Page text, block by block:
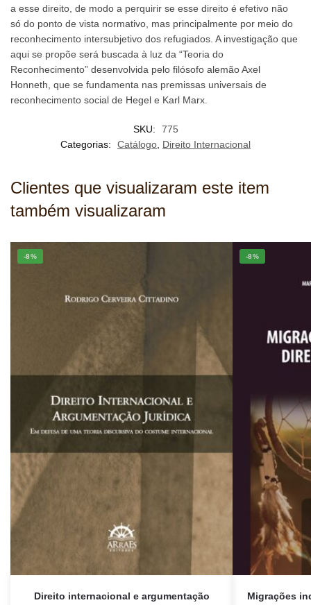
a esse direito, de modo a perquirir se esse direito é efetivo não
só do ponto de vista normativo, mas principalmente por meio do
reconhecimento intersubjetivo dos refugiados. A investigação que
aqui se propõe será buscada à luz da “Teoria do
Reconhecimento” desenvolvida pelo filósofo alemão Axel
Honneth, que se fundamenta nas premissas universais de
reconhecimento social de Hegel e Karl Marx.
SKU:
775
Categorias:
Catálogo, Direito Internacional
Clientes que visualizaram este item
também visualizaram
-8%
Direito internacional e argumentação
-8%
Migrações